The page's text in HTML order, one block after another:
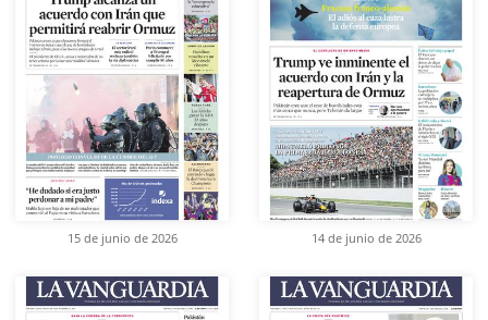
15 de junio de 2026 14 de junio de 2026